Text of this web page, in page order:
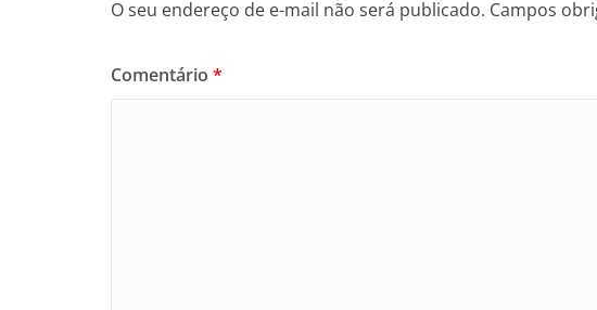
O seu endereço de e-mail não será publicado. Campos
Comentário *